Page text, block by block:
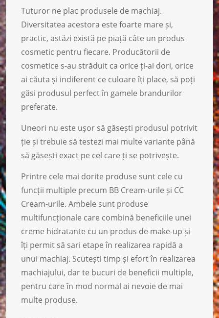
Tuturor ne plac produsele de machiaj.
Diversitatea acestora este foarte mare și,
practic, astăzi există pe piață câte un produs
cosmetic pentru fiecare. Producătorii de
cosmetice s-au străduit ca orice ți-ai dori, orice
ai căuta și indiferent ce culoare îți place, să poți
găsi produsul perfect în gamele brandurilor
preferate.
Uneori nu este ușor să găsești produsul potrivit
ție și trebuie să testezi mai multe variante până
să găsești exact pe cel care ți se potrivește.
Printre cele mai dorite produse sunt cele cu
funcții multiple precum BB Cream-urile și CC
Cream-urile. Ambele sunt produse
multifuncționale care combină beneficiile unei
creme hidratante cu un produs de make-up și
îți permit să sari etape în realizarea rapidă a
unui machiaj. Scutești timp și efort în realizarea
machiajului, dar te bucuri de beneficii multiple,
pentru care în mod normal ai nevoie de mai
multe produse.